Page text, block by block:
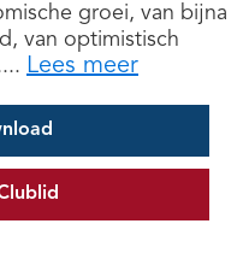
groei, van bijna
van optimistisch
Lees meer